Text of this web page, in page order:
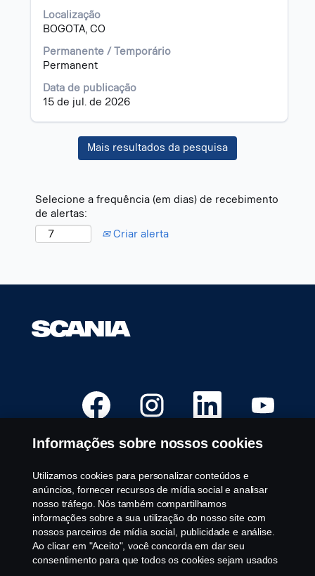
dela.
Localização
BOGOTA, CO
Permanente / Temporário
Permanent
Data de publicação
15 de jul. de 2026
vaga
com
barra
de
pressionada
para
visualizar
informações
Mais resultados da pesquisa
Selecione a frequência (em dias) de recebimento
de alertas:
Criar alerta
b
r
e
m
u
n
o
v
a
g
u
a
.
b
e
m
u
n
o
v
a
g
u
a
.
A
e
m
u
n
o
v
a
g
u
a
.
e
m
u
n
o
g
u
.
Vagas Disponíveis
Locais de Carreira
Fale conosco
Sobre a Scania
Informações sobre nossos cookies
Utilizamos cookies para personalizar conteúdos e
anúncios, fornecer recursos de mídia social e analisar
nosso tráfego. Nós também compartilhamos
informações sobre a sua utilização do nosso site com
nossos parceiros de mídia social, publicidade e análise.
Ao clicar em "Aceito", você concorda em dar seu
consentimento para que todos os cookies sejam usados